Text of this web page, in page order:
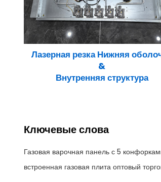
Лазерная резка Нижняя
&
Внутренняя структура
Ключевые слова
Газовая варочная панель с 5
встроенная газовая плита оптовый